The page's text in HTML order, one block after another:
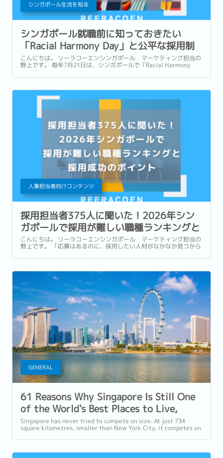
シンガポール生活を知る
シンガポール就職前に知っておきたい
「Racial Harmony Day」と公平な採用制
度
こんにちは。 リーラコーエンシンガポール マーケティング担当の
野上です。 毎年7月21日は、シンガポールで「Racial Harmony
人事担当者向けコンテンツ
採用担当者375人に聞いた！2026年シン
ガポールで採用が難しい職種ランキングと
採用成功のポイント
こんにちは。 リーラコーエンシンガポール マーケティング担当の
野上です。 「応募はあるのに、採用したい人材がなかなか見つから
か。 先日、弊社が実施した「Hiring Manager Survey...
GENERAL
61 Reasons Why Singapore Is Still One
of the World's Best Places to Live,
Work and Build a Career in 2026
Singapore has never tried to compete on size. At just 734
square kilometres, smaller than New York City, it competes on